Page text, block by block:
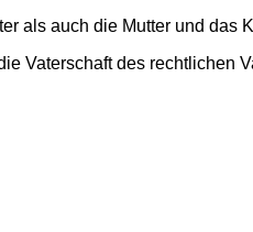
als auch die Mutter und das
Vaterschaft des rechtlichen